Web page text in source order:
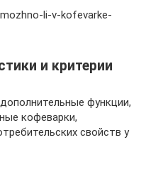
li-v-kofevarke-
и критерии
функции,
кофеварки,
свойств у